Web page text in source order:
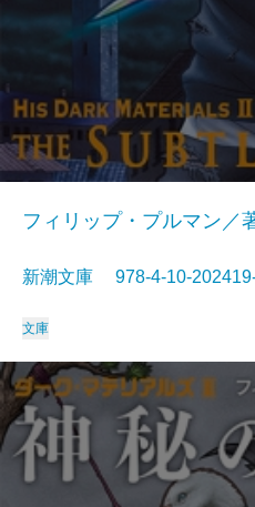
フィリップ・プルマン／
新潮文庫 978-4-10-
文庫